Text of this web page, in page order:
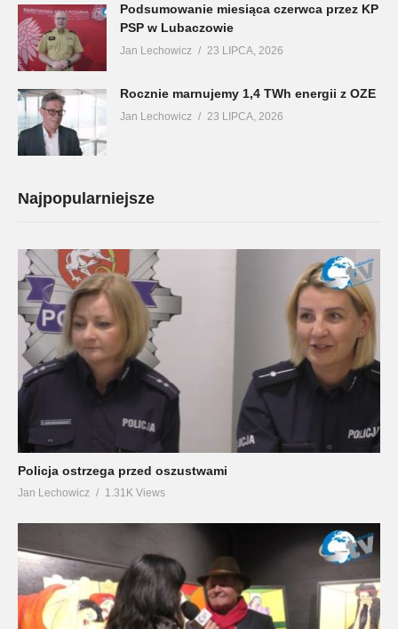
Podsumowanie miesiąca czerwca przez KP
PSP w Lubaczowie
Jan Lechowicz 23 LIPCA, 2026
Rocznie marnujemy 1,4 TWh energii z OZE
Jan Lechowicz 23 LIPCA, 2026
Najpopularniejsze
Policja ostrzega przed oszustwami
Jan Lechowicz 1.31K Views